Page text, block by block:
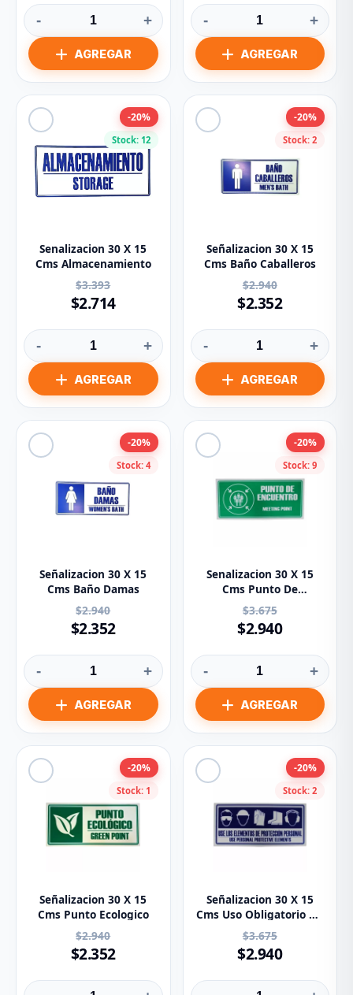
- + - +
Stock: 12
-20%
Senalizacion 30 X 15
Cms Almacenamiento
$3.393
$2.714
- +
Stock: 2
-20%
Señalizacion 30 X 15
Cms Baño Caballeros
$2.940
$2.352
- +
Stock: 4
-20%
Señalizacion 30 X 15
Cms Baño Damas
$2.940
$2.352
- +
Stock: 9
-20%
Senalizacion 30 X 15
Cms Punto De
Encuentro
$3.675
$2.940
- +
Stock: 1
-20%
Señalizacion 30 X 15
Cms Punto Ecologico
$2.940
$2.352
Stock: 2
-20%
Señalizacion 30 X 15
Cms Uso Obligatorio De
EPP
$3.675
$2.940